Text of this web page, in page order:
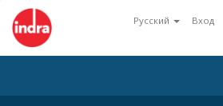
Русский Вход